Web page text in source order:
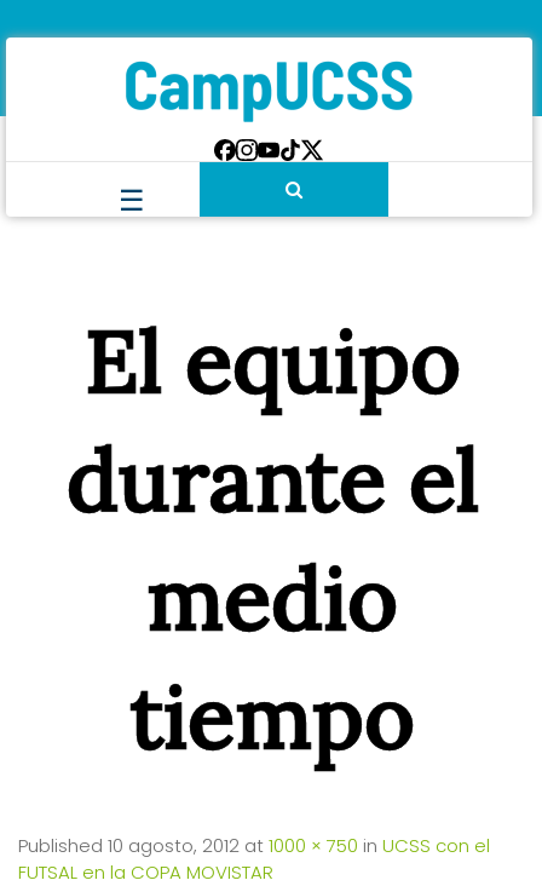
El equipo
durante el
medio
tiempo
Published 10 agosto, 2012 at1000 × 750 in UCSS con el
FUTSAL en la COPA MOVISTAR